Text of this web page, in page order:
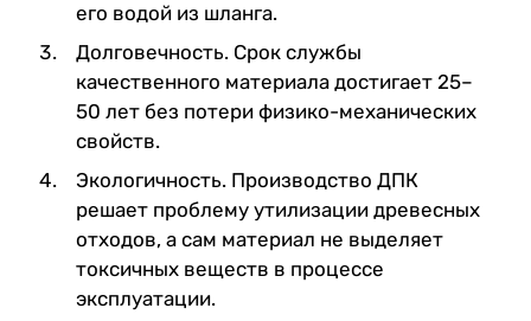
его водой из шланга.
Долговечность. Срок службы
качественного материала достигает 25–
50 лет без потери физико-механических
свойств.
Экологичность. Производство ДПК
решает проблему утилизации древесных
отходов, а сам материал не выделяет
токсичных веществ в процессе
эксплуатации.